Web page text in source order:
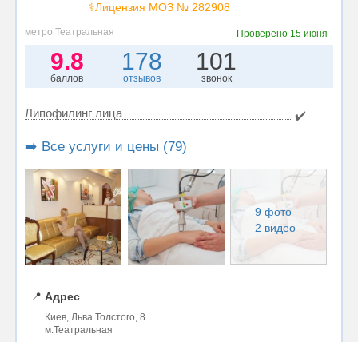
⚕️Лицензия МОЗ № 282908
метро Театральная Проверено 15 июня
9.8
баллов
178
отзывов
101
звонок
Липофилинг лица ✔️
➡️ Все услуги и цены (79)
9 фото
2 видео
📍 Адрес
Киев, Льва Толстого, 8
м.Театральная